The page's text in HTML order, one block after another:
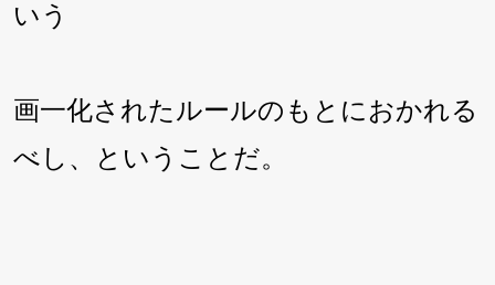
いう
画一化されたルールのもとにおかれる
べし、ということだ。